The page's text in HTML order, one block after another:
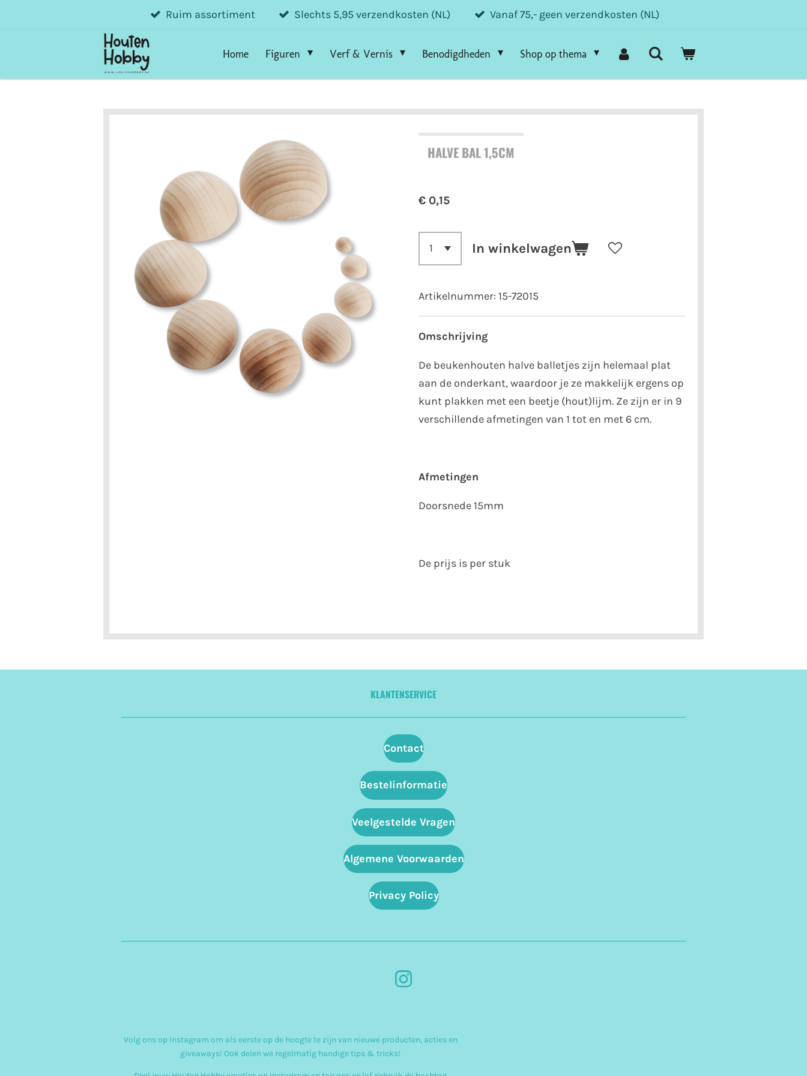
Ruim assortiment Slechts 5,95 verzendkosten (NL) Vanaf 75,- geen verzendkosten (NL)
Home Figuren Verf & Vernis Benodigdheden Shop op thema
HALVE BAL 1,5CM
€ 0,15
In winkelwagen
Artikelnummer: 15-72015
Omschrijving
De beukenhouten halve balletjes zijn helemaal plat
aan de onderkant, waardoor je ze makkelijk ergens op
kunt plakken met een beetje (hout)lijm. Ze zijn er in 9
verschillende afmetingen van 1 tot en met 6 cm.
Afmetingen
Doorsnede 15mm
De prijs is per stuk
KLANTENSERVICE
Contact
Bestelinformatie
Veelgestelde Vragen
Algemene Voorwaarden
Privacy Policy
I
t
Volg ons op Instagram om als eerste op de hoogte te zijn van nieuwe producten, acties en
giveaways! Ook delen we regelmatig handige tips & tricks!